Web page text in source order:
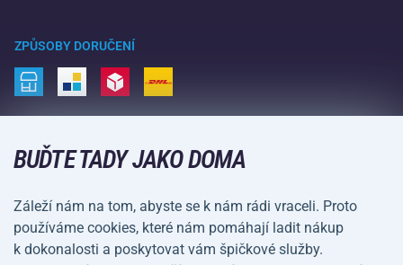
Volný čas a zábava
Kemping a turistika
Bojové sporty
Kola a koloběžky
Vodní sporty
Sportovní oblečení a doplňky
Vrácení a reklamace
Doprava a platba
ZPŮSOBY DORUČENÍ
BUĎTE TADY JAKO DOMA
Záleží nám na tom, abyste se k nám rádi vraceli. Proto
používáme cookies, které nám pomáhají ladit nákup
k dokonalosti a poskytovat vám špičkové služby.